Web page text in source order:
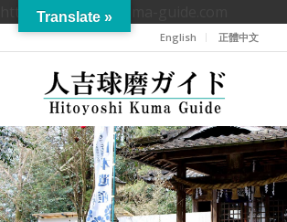
https://hitoyoshikuma-guide.com
English 正體中文
Translate »